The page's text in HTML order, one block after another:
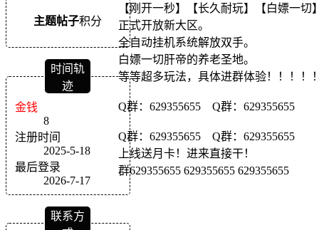
主题帖子积分
时间轨
迹
金钱
8
注册时间
2025-5-18
最后登录
2026-7-17
联系方
【刚开一秒】【长久耐玩】【白嫖一切
正式开放新大区。
全自动挂机系统解放双手。
白嫖一切肝帝的养老圣地。
等等超多玩法，具体进群体验！！！！
Q群：629355655 Q群：629355655
Q群：629355655 Q群：629355655
上线送月卡！进来直接干！
群629355655 629355655 629355655